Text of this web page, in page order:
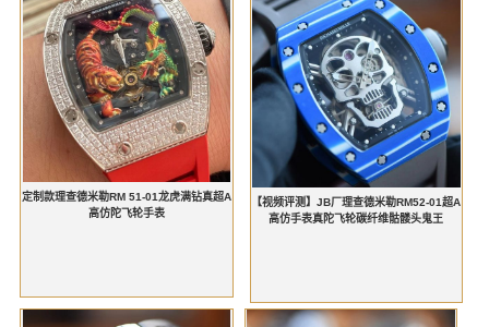
定制款理查德米勒RM 51-01龙虎满钻真超A
高仿陀飞轮手表
【视频评测】JB厂理查德米勒RM52-01超A
高仿手表真陀飞轮碳纤维骷髅头鬼王